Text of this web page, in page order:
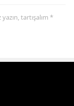
tartışalım *